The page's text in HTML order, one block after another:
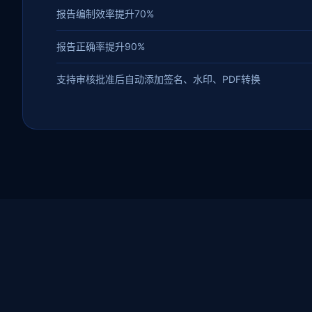
报告编制效率提升70%
报告正确率提升90%
支持审核批准后自动添加签名、水印、PDF转换